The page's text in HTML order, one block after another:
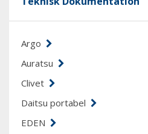
Argo
Auratsu
Clivet
Daitsu portabel
EDEN